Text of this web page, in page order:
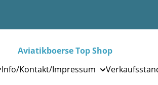
Aviatikboerse Top Shop
Info/Kontakt/Impressum